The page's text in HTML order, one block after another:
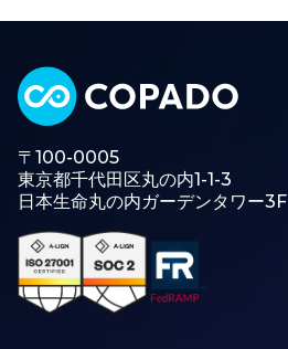
〒100-0005
東京都千代田区丸の内1-1-3
日本生命丸の内ガーデンタワー3F